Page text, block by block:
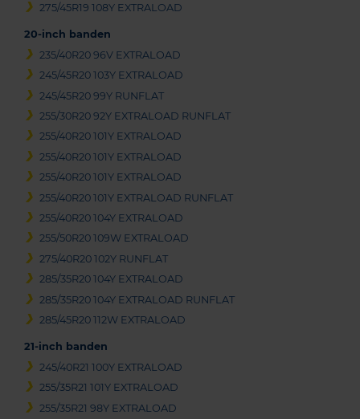
275/45R19 108Y EXTRALOAD
20-inch banden
235/40R20 96V EXTRALOAD
245/45R20 103Y EXTRALOAD
245/45R20 99Y RUNFLAT
255/30R20 92Y EXTRALOAD RUNFLAT
255/40R20 101Y EXTRALOAD
255/40R20 101Y EXTRALOAD
255/40R20 101Y EXTRALOAD
255/40R20 101Y EXTRALOAD RUNFLAT
255/40R20 104Y EXTRALOAD
255/50R20 109W EXTRALOAD
275/40R20 102Y RUNFLAT
285/35R20 104Y EXTRALOAD
285/35R20 104Y EXTRALOAD RUNFLAT
285/45R20 112W EXTRALOAD
21-inch banden
245/40R21 100Y EXTRALOAD
255/35R21 101Y EXTRALOAD
255/35R21 98Y EXTRALOAD